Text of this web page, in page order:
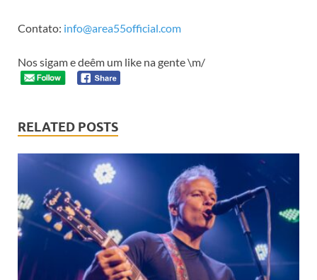
Contato: info@area55official.com
Nos sigam e deêm um like na gente \m/
RELATED POSTS